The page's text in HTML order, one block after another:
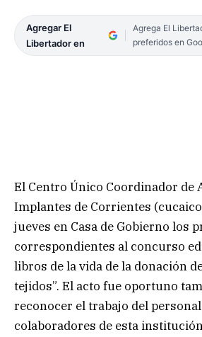
Agregar El
Libertador en
Agrega El
preferidos en
El Centro Único Coordinador de
Implantes de Corrientes
jueves en Casa de Gobierno los
correspondientes al concurso
libros de la vida de la donación
tejidos”. El acto fue oportuno
reconocer el trabajo del
colaboradores de esta